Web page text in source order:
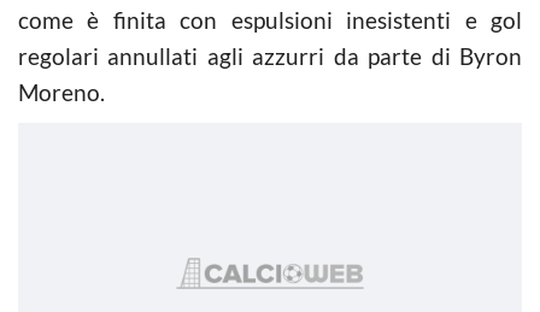
come è finita con espulsioni inesistenti e gol
regolari annullati agli azzurri da parte di Byron
Moreno.